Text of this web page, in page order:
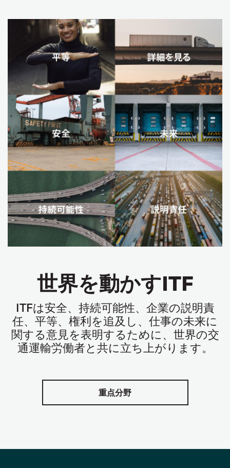
世界を動かすITF
ITFは安全、持続可能性、企業の説明責
任、平等、権利を追及し、仕事の未来に
関する意見を表明するために、世界の交
通運輸労働者と共に立ち上がります。
重点分野